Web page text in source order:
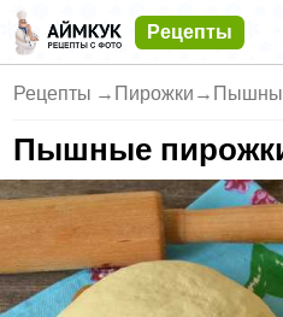
Рецепты
Рецепты → Пирожки →
Пышные